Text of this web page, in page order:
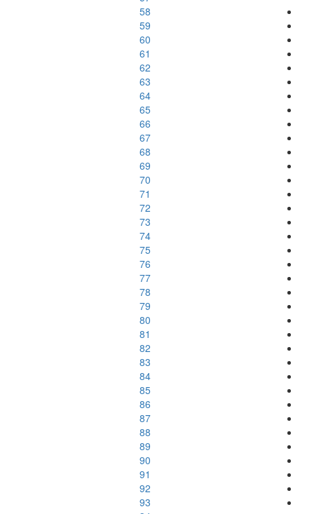
58
59
60
61
62
63
64
65
66
67
68
69
70
71
72
73
74
75
76
77
78
79
80
81
82
83
84
85
86
87
88
89
90
91
92
93